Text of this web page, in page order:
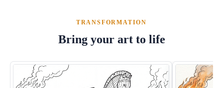
TRANSFORMATION
Bring your art to life